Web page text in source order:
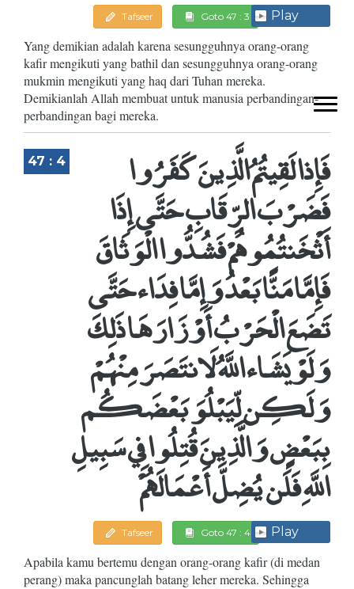
Tafseer Goto 47 : 3 Play
Yang demikian adalah karena sesungguhnya orang-orang
kafir mengikuti yang bathil dan sesungguhnya orang-orang
mukmin mengikuti yang haq dari Tuhan mereka.
Demikianlah Allah membuat untuk manusia perbandingan-
perbandingan bagi mereka.
47 : 4 فَإِذا لَقِيتُمُ الَّذِينَ كَفَرُوا
فَضَرْبَ الرِّقَابِ حَتَّى إِذَا
أَثْخَنتُمُوهُمْ فَشُدُّوا الْوَثَاقَ
فَإِمَّا مَنًّا بَعْدُ وَإِمَّا فِدَاء حَتَّى
تَضَعَ الْحَرْبُ أَوْزَارَهَا ذَلِكَ
وَلَوْ يَشَاء اللَّهُ لَانتَصَرَ مِنْهُمْ
وَلَكِن لِّيَبْلُوَ بَعْضَكُم
بِبَعْضٍ وَالَّذِينَ قُتِلُوا فِي سَبِيلِ
اللَّهِ فَلَن يُضِلَّ أَعْمَالَهُمْ
Tafseer Goto 47 : 4 Play
Apabila kamu bertemu dengan orang-orang kafir (di medan
perang) maka pancunglah batang leher mereka. Sehingga